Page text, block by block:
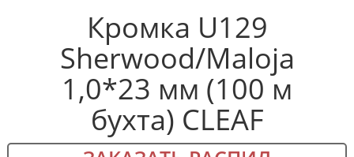
Кромка U129
Sherwood/Maloja
1,0*23 мм (100 м
бухта) CLEAF